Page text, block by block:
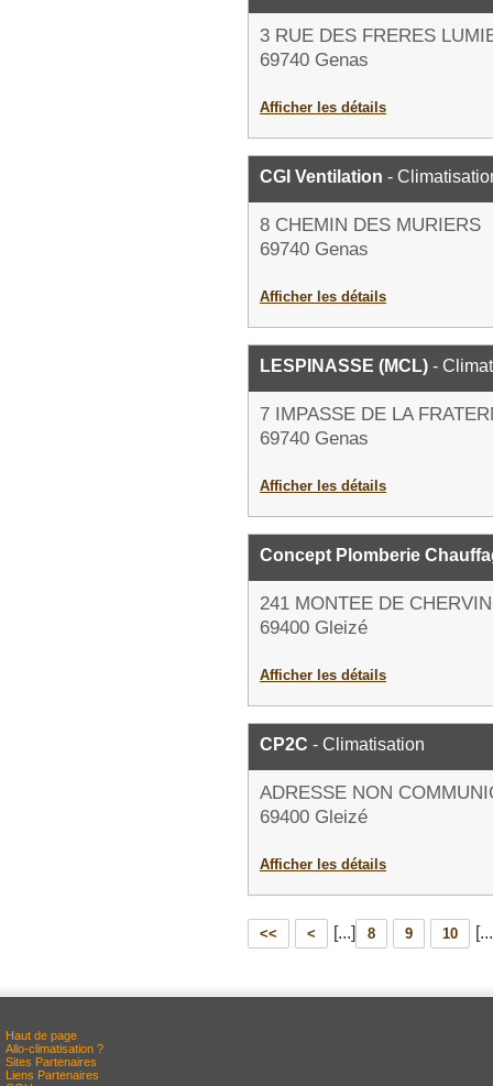
3 RUE DES FRERES
69740 Genas
Afficher les détails
CGI Ventilation -
8 CHEMIN DES MURIERS
69740 Genas
Afficher les détails
LESPINASSE (MCL) -
7 IMPASSE DE LA
69740 Genas
Afficher les détails
Concept Plomberie
241 MONTEE DE
69400 Gleizé
Afficher les détails
CP2C - Climatisation
ADRESSE NON
69400 Gleizé
Afficher les détails
<< < [...] 8 9 10
Haut de page
Allo-climatisation ?
Sites Partenaires
Liens Partenaires